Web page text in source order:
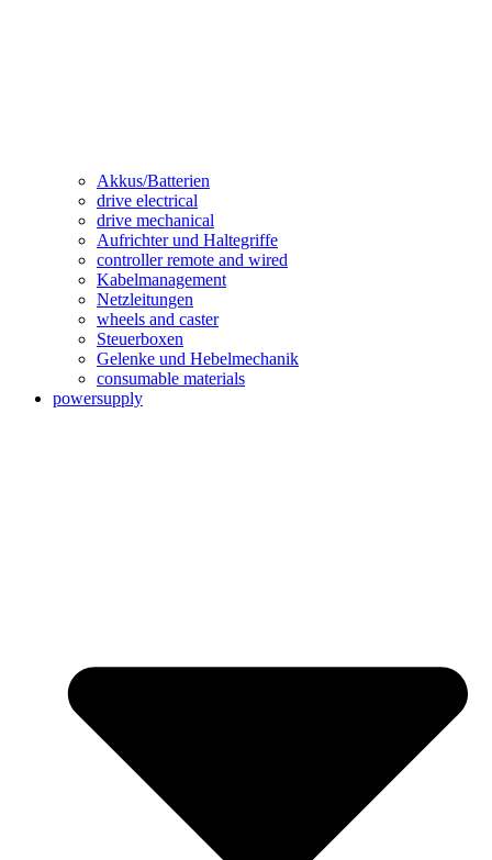
Akkus/Batterien
drive electrical
drive mechanical
Aufrichter und Haltegriffe
controller remote and wired
Kabelmanagement
Netzleitungen
wheels and caster
Steuerboxen
Gelenke und Hebelmechanik
consumable materials
powersupply